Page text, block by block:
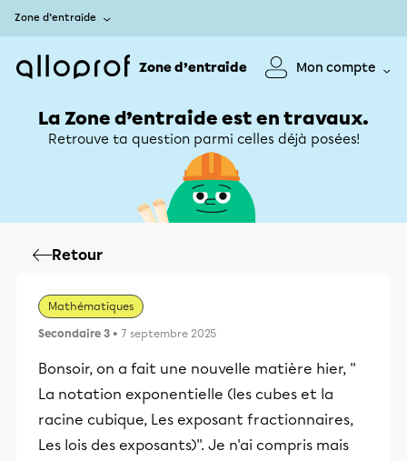
Zone d’entraide
Zone d’entraide Mon compte
La Zone d’entraide est en travaux.
Retrouve ta question parmi celles déjà posées!
Retour
Mathématiques
Secondaire 3 • 7 septembre 2025
Bonsoir, on a fait une nouvelle matière hier, ''
La notation exponentielle (les cubes et la
racine cubique, Les exposant fractionnaires,
Les lois des exposants)''. Je n'ai compris mais